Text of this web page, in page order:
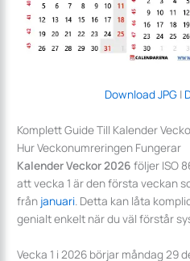
Download JPG|
Komplett Guide Till Kalender
Hur Veckonumreringen Fungerar
Kalender Veckor 2026 följer ISO
att vecka 1 är den första veckan
från januari . Detta kan låta
genialt enkelt när du väl förstår
Vecka 1 i 2026 börjar måndag 29